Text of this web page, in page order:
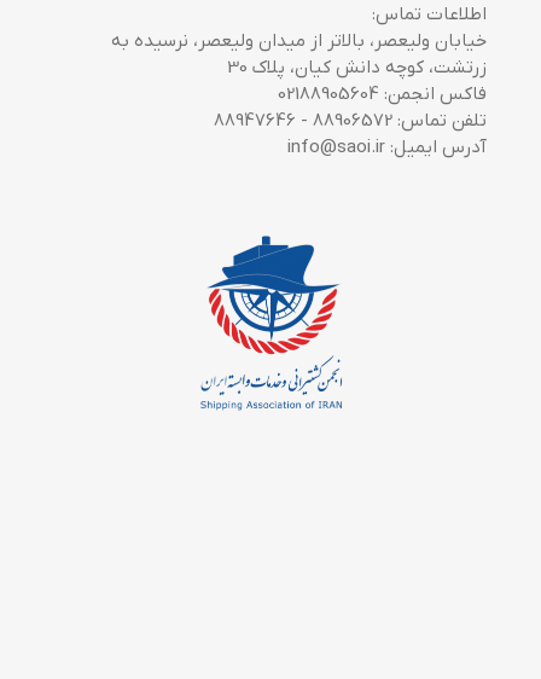
اطلاعات تماس:
خیابان ولیعصر، بالاتر از میدان ولیعصر، نرسیده به
زرتشت، کوچه دانش کیان، پلاک 30
فاکس انجمن: 02188905604
تلفن تماس: 88906572 - 88947646
آدرس ایمیل: info@saoi.ir